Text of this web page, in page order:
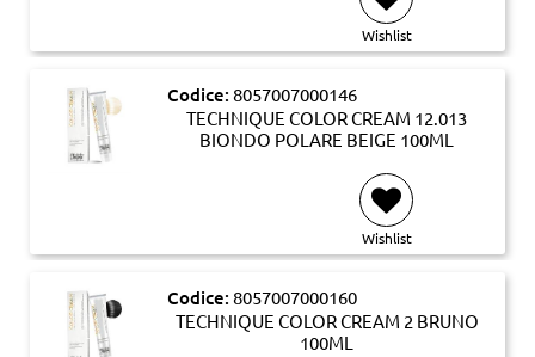
Wishlist
Codice: 8057007000146
TECHNIQUE COLOR CREAM 12.013
BIONDO POLARE BEIGE 100ML
Wishlist
Codice: 8057007000160
TECHNIQUE COLOR CREAM 2 BRUNO
100ML